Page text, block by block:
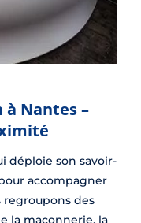
à Nantes –
déploie son savoir-
accompagner
regroupons des
la maçonnerie, la